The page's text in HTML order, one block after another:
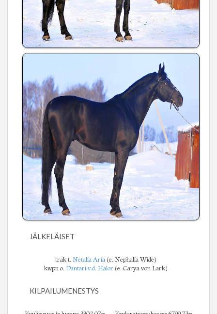
JÄLKELÄISET
trak t. Netalia Aria (e. Nephalia Wide)
kwpn o. Dantari v.d. Halor (e. Carya von Lark)
KILPAILUMENESTYS